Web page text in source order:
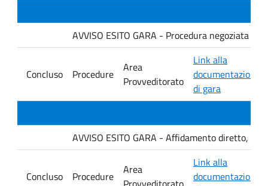
AVVISO ESITO GARA - Procedura negoziata
Concluso Procedure
Area
Provveditorato
Link alla
documentazione
di gara
AVVISO ESITO GARA - Affidamento diretto, ai
Concluso Procedure
Area
Link alla
documentazione